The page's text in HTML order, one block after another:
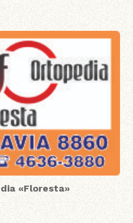
«Floresta»